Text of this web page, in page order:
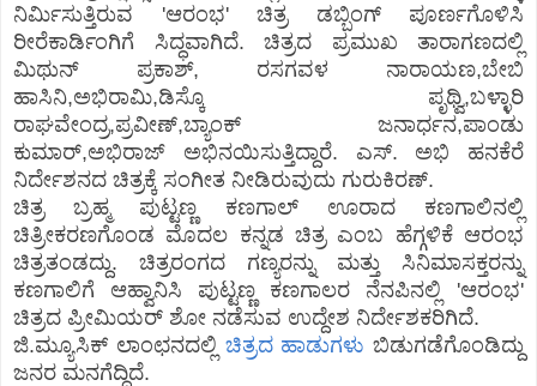
ನಿರ್ಮಿಸುತ್ತಿರುವ 'ಆರಂಭ' ಚಿತ್ರ ಡಬ್ಬಿಂಗ್ ಪೂರ್ಣಗೊಳಿಸಿ
ರೀರೆಕಾರ್ಡಿಂಗಿಗೆ ಸಿದ್ಧವಾಗಿದೆ. ಚಿತ್ರದ ಪ್ರಮುಖ ತಾರಾಗಣದಲ್ಲಿ
ಮಿಥುನ್ ಪ್ರಕಾಶ್, ರಸಗವಳ ನಾರಾಯಣ,ಬೇಬಿ
ಹಾಸಿನಿ,ಅಭಿರಾಮಿ,ಡಿಸ್ಕೊ ಪೃಥ್ವಿ,ಬಳ್ಳಾರಿ
ರಾಘವೇಂದ್ರ,ಪ್ರವೀಣ್,ಬ್ಯಾಂಕ್ ಜನಾರ್ಧನ,ಪಾಂಡು
ಕುಮಾರ್,ಅಭಿರಾಜ್ ಅಭಿನಯಿಸುತ್ತಿದ್ದಾರೆ. ಎಸ್. ಅಭಿ ಹನಕೆರೆ
ನಿರ್ದೇಶನದ ಚಿತ್ರಕ್ಕೆ ಸಂಗೀತ ನೀಡಿರುವುದು ಗುರುಕಿರಣ್.
ಚಿತ್ರ ಬ್ರಹ್ಮ ಪುಟ್ಟಣ್ಣ ಕಣಗಾಲ್ ಊರಾದ ಕಣಗಾಲಿನಲ್ಲಿ
ಚಿತ್ರೀಕರಣಗೊಂಡ ಮೊದಲ ಕನ್ನಡ ಚಿತ್ರ ಎಂಬ ಹೆಗ್ಗಳಿಕೆ ಆರಂಭ
ಚಿತ್ರತಂಡದ್ದು. ಚಿತ್ರರಂಗದ ಗಣ್ಯರನ್ನು ಮತ್ತು ಸಿನಿಮಾಸಕ್ತರನ್ನು
ಕಣಗಾಲಿಗೆ ಆಹ್ವಾನಿಸಿ ಪುಟ್ಟಣ್ಣ ಕಣಗಾಲರ ನೆನಪಿನಲ್ಲಿ 'ಆರಂಭ'
ಚಿತ್ರದ ಪ್ರೀಮಿಯರ್ ಶೋ ನಡೆಸುವ ಉದ್ದೇಶ ನಿರ್ದೇಶಕರಿಗಿದೆ.
ಜಿ.ಮ್ಯೂಸಿಕ್ ಲಾಂಛನದಲ್ಲಿ ಚಿತ್ರದ ಹಾಡುಗಳು ಬಿಡುಗಡೆಗೊಂಡಿದ್ದು
ಜನರ ಮನಗೆದ್ದಿದೆ.